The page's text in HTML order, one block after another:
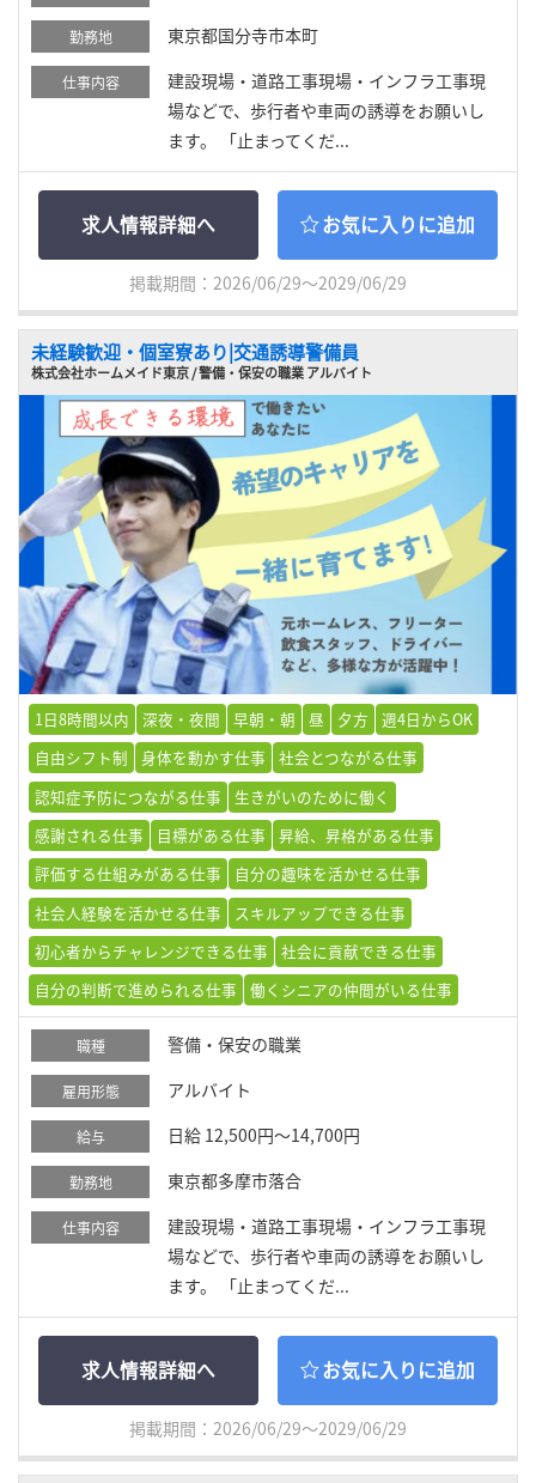
勤務地 東京都国分寺市本町
仕事内容
建設現場・道路工事現場・インフラ工事現
場などで、歩行者や車両の誘導をお願いし
ます。 「止まってくだ...
求人情報詳細へ お気に入りに追加
掲載期間：2026/06/29～2029/06/29
未経験歓迎・個室寮あり|交通誘導警備員
株式会社ホームメイド東京 / 警備・保安の職業 アルバイト
1日8時間以内 深夜・夜間 早朝・朝 昼 夕方
週4日からOK
自由シフト制
身体を動かす仕事
社会とつながる仕事
認知症予防につながる仕事
生きがいのために働く
感謝される仕事
目標がある仕事
昇給、昇格がある仕事
評価する仕組みがある仕事
自分の趣味を活かせる仕事
社会人経験を活かせる仕事
スキルアップできる仕事
初心者からチャレンジできる仕事
社会に貢献できる仕事
自分の判断で進められる仕事
働くシニアの仲間がいる仕事
職種 警備・保安の職業
雇用形態 アルバイト
給与 日給 12,500円～14,700円
勤務地 東京都多摩市落合
仕事内容
建設現場・道路工事現場・インフラ工事現
場などで、歩行者や車両の誘導をお願いし
ます。 「止まってくだ...
求人情報詳細へ お気に入りに追加
掲載期間：2026/06/29～2029/06/29